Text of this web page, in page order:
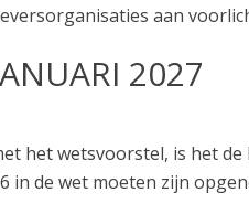
aan
2027
het wetsvoorstel, is het
in de wet moeten zijn